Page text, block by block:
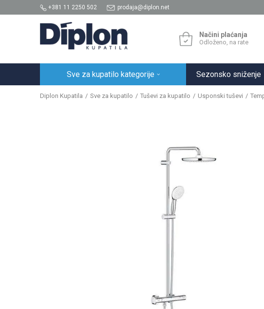
+381 11 2250 502 prodaja@diplon.net
Načini plaćanja
Odloženo, na rate
Sve za kupatilo kategorije Sezonsko sniženje
Diplon Kupatila Sve za kupatilo Tuševi za kupatilo Usponski tuševi